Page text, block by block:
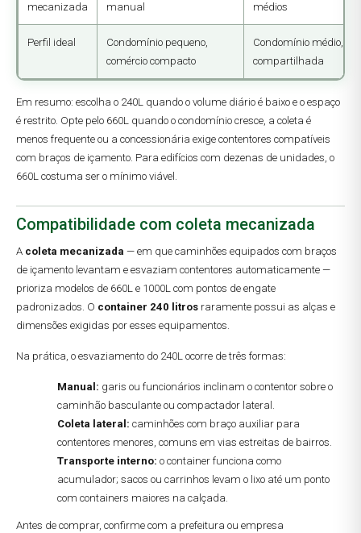
mecanizada
manual
médios
Perfil ideal
Condomínio pequeno,
comércio compacto
Condomínio médio,
compartilhada
Em resumo: escolha o 240L quando o volume diário é baixo e o espaço
é restrito. Opte pelo 660L quando o condomínio cresce, a coleta é
menos frequente ou a concessionária exige contentores compatíveis
com braços de içamento. Para edifícios com dezenas de unidades, o
660L costuma ser o mínimo viável.
Compatibilidade com coleta mecanizada
A coleta mecanizada — em que caminhões equipados com braços
de içamento levantam e esvaziam contentores automaticamente —
prioriza modelos de 660L e 1000L com pontos de engate
padronizados. O container 240 litros raramente possui as alças e
dimensões exigidas por esses equipamentos.
Na prática, o esvaziamento do 240L ocorre de três formas:
Manual: garis ou funcionários inclinam o contentor sobre o
caminhão basculante ou compactador lateral.
Coleta lateral: caminhões com braço auxiliar para
contentores menores, comuns em vias estreitas de bairros.
Transporte interno: o container funciona como
acumulador; sacos ou carrinhos levam o lixo até um ponto
com containers maiores na calçada.
Antes de comprar, confirme com a prefeitura ou empresa